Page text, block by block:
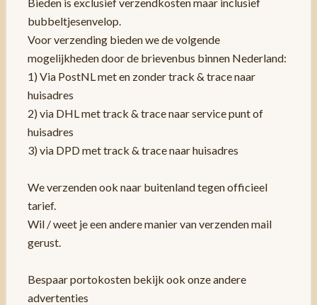
bubbeltjesenvelop.
Voor verzending bieden we de volgende
mogelijkheden door de brievenbus binnen Nederland:
1) Via PostNL met en zonder track & trace naar
huisadres
2) via DHL met track & trace naar service punt of
huisadres
3) via DPD met track & trace naar huisadres
We verzenden ook naar buitenland tegen officieel
tarief.
Wil / weet je een andere manier van verzenden mail
gerust.
Bespaar portokosten bekijk ook onze andere
advertenties